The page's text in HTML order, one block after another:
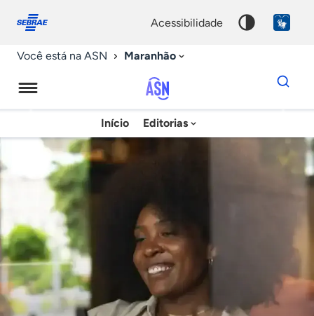
conosco
acessibilidade
Você está na ASN Maranhão
Agência
Sebrae
Início Editorias
Dados
para
chave